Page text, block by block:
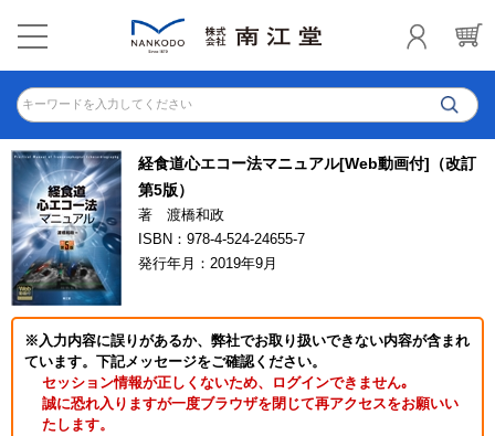
キーワードを入力してください
経食道心エコー法マニュアル[Web動画付]（改訂
第5版）
著 渡橋和政
ISBN：978-4-524-24655-7
発行年月：2019年9月
※入力内容に誤りがあるか、弊社でお取り扱いできない内容が含まれ
ています。下記メッセージをご確認ください。
セッション情報が正しくないため、ログインできません｡
誠に恐れ入りますが一度ブラウザを閉じて再アクセスをお願いい
たします。